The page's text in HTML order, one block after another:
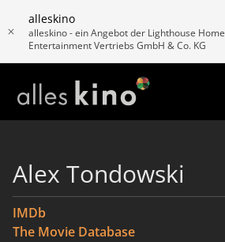
alleskino
alleskino - ein Angebot der Lighthouse Home
Entertainment Vertriebs GmbH & Co. KG
Alex Tondowski
IMDb
The Movie Database